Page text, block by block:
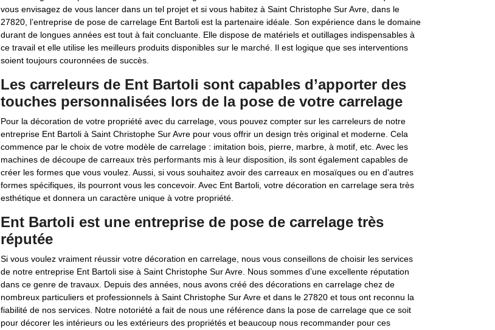
vous envisagez de vous lancer dans un tel projet et si vous habitez à Saint Christophe Sur Avre, dans le
27820, l’entreprise de pose de carrelage Ent Bartoli est la partenaire idéale. Son expérience dans le domaine
durant de longues années est tout à fait concluante. Elle dispose de matériels et outillages indispensables à
ce travail et elle utilise les meilleurs produits disponibles sur le marché. Il est logique que ses interventions
soient toujours couronnées de succès.
Les carreleurs de Ent Bartoli sont capables d’apporter des
touches personnalisées lors de la pose de votre carrelage
Pour la décoration de votre propriété avec du carrelage, vous pouvez compter sur les carreleurs de notre
entreprise Ent Bartoli à Saint Christophe Sur Avre pour vous offrir un design très original et moderne. Cela
commence par le choix de votre modèle de carrelage : imitation bois, pierre, marbre, à motif, etc. Avec les
machines de découpe de carreaux très performants mis à leur disposition, ils sont également capables de
créer les formes que vous voulez. Aussi, si vous souhaitez avoir des carreaux en mosaïques ou en d’autres
formes spécifiques, ils pourront vous les concevoir. Avec Ent Bartoli, votre décoration en carrelage sera très
esthétique et donnera un caractère unique à votre propriété.
Ent Bartoli est une entreprise de pose de carrelage très
réputée
Si vous voulez vraiment réussir votre décoration en carrelage, nous vous conseillons de choisir les services
de notre entreprise Ent Bartoli sise à Saint Christophe Sur Avre. Nous sommes d’une excellente réputation
dans ce genre de travaux. Depuis des années, nous avons créé des décorations en carrelage chez de
nombreux particuliers et professionnels à Saint Christophe Sur Avre et dans le 27820 et tous ont reconnu la
fiabilité de nos services. Notre notoriété a fait de nous une référence dans la pose de carrelage que ce soit
pour décorer les intérieurs ou les extérieurs des propriétés et beaucoup nous recommander pour ces